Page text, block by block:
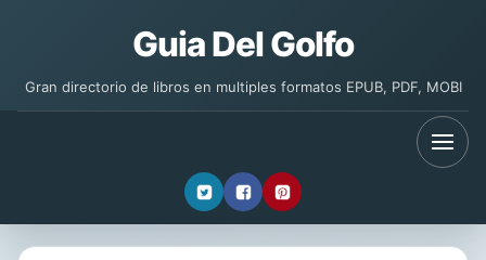
Guia Del Golfo
Gran directorio de libros en multiples formatos EPUB, PDF, MOBI